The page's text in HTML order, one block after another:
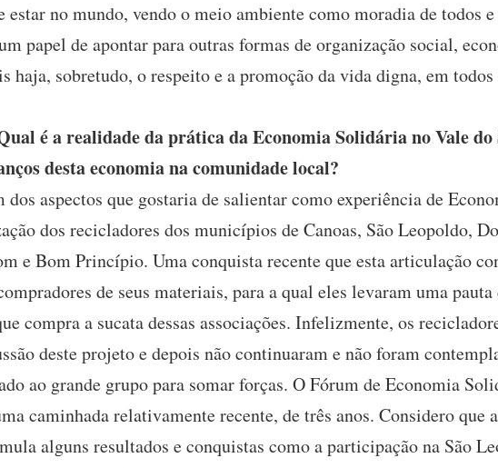
estar no mundo, vendo o meio ambiente como moradia de todos
papel de apontar para outras formas de organização social,
haja, sobretudo, o respeito e a promoção da vida digna, em
é a realidade da prática da Economia Solidária no Vale do
desta economia na comunidade local?
dos aspectos que gostaria de salientar como experiência de
dos recicladores dos municípios de Canoas, São Leopoldo,
e Bom Princípio. Uma conquista recente que esta articulação
de seus materiais, para a qual eles levaram uma
compra a sucata dessas associações. Infelizmente, os
deste projeto e depois não continuaram e não foram
ao grande grupo para somar forças. O Fórum de Economia
caminhada relativamente recente, de três anos. Considero que
alguns resultados e conquistas como a participação na São